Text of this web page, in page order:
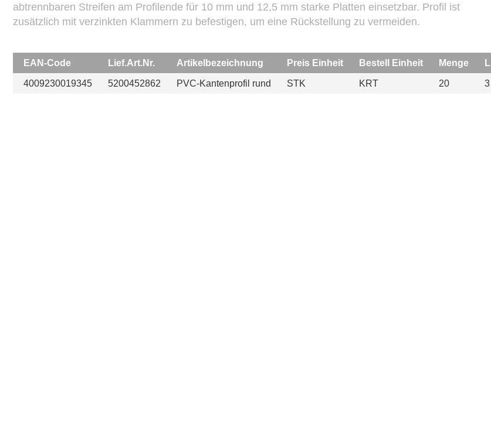
abtrennbaren Streifen am Profilende für 10 mm und 12,5 mm starke Platten einsetzbar. Profil ist
zusätzlich mit verzinkten Klammern zu befestigen, um eine Rückstellung zu vermeiden.
EAN-Code Lief.Art.Nr. Artikelbezeichnung Preis Einheit Bestell Einheit Menge
4009230019345 5200452862 PVC-Kantenprofil rund STK KRT 20 3